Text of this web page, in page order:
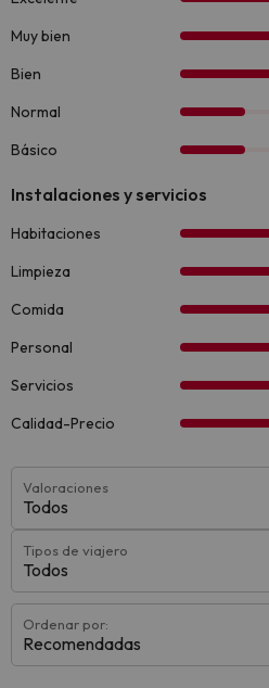
Valoraciones
Todos
Tipos de viajero
Todos
Ordenar por:
Recomendadas